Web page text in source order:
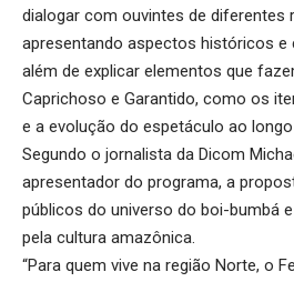
dialogar com ouvintes de diferentes
apresentando aspectos históricos e
além de explicar elementos que
Caprichoso e Garantido, como os
e a evolução do espetáculo ao
Segundo o jornalista da Dicom
apresentador do programa, a
públicos do universo do boi-bumbá
pela cultura amazônica.
“Para quem vive na região Norte, o